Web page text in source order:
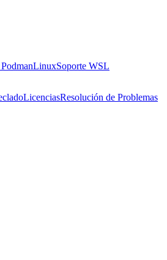
LinuxSoporte WSL
LicenciasResolución de Problemas